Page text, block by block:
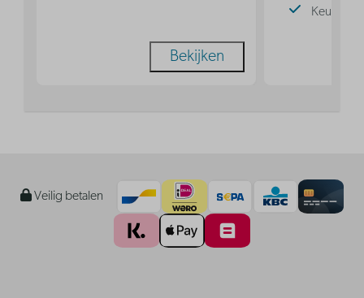
Bekijken
Keuken
Veilig betalen